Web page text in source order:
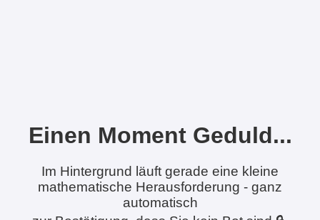
Einen Moment Geduld...
Im Hintergrund läuft gerade eine kleine
mathematische Herausforderung - ganz
automatisch